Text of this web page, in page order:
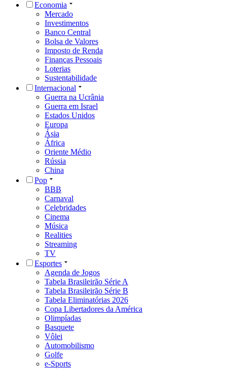
Economia
Mercado
Investimentos
Banco Central
Bolsa de Valores
Imposto de Renda
Finanças Pessoais
Loterias
Sustentabilidade
Internacional
Guerra na Ucrânia
Guerra em Israel
Estados Unidos
Europa
Ásia
África
Oriente Médio
Rússia
China
Pop
BBB
Carnaval
Celebridades
Cinema
Música
Realities
Streaming
TV
Esportes
Agenda de Jogos
Tabela Brasileirão Série A
Tabela Brasileirão Série B
Tabela Eliminatórias 2026
Copa Libertadores da América
Olimpíadas
Basquete
Vôlei
Automobilismo
Golfe
e-Sports